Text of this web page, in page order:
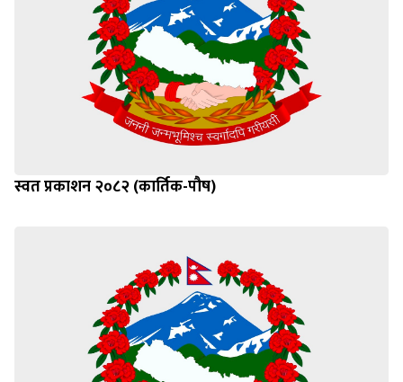
स्वत प्रकाशन २०८२ (कार्तिक-पौष)